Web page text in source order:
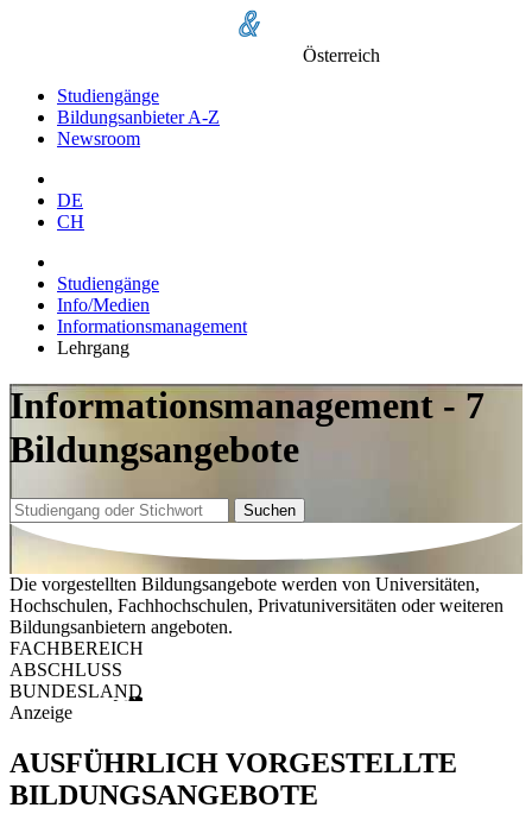
Österreich
Studiengänge
Bildungsanbieter A-Z
Newsroom
DE
CH
Studiengänge
Info/Medien
Informationsmanagement
Lehrgang
Informationsmanagement - 7
Bildungsangebote
Suchen
Die vorgestellten Bildungsangebote werden von Universitäten,
Hochschulen, Fachhochschulen, Privatuniversitäten oder weiteren
Bildungsanbietern angeboten.
FACHBEREICH
ABSCHLUSS
BUNDESLAND
Anzeige
AUSFÜHRLICH VORGESTELLTE
BILDUNGSANGEBOTE